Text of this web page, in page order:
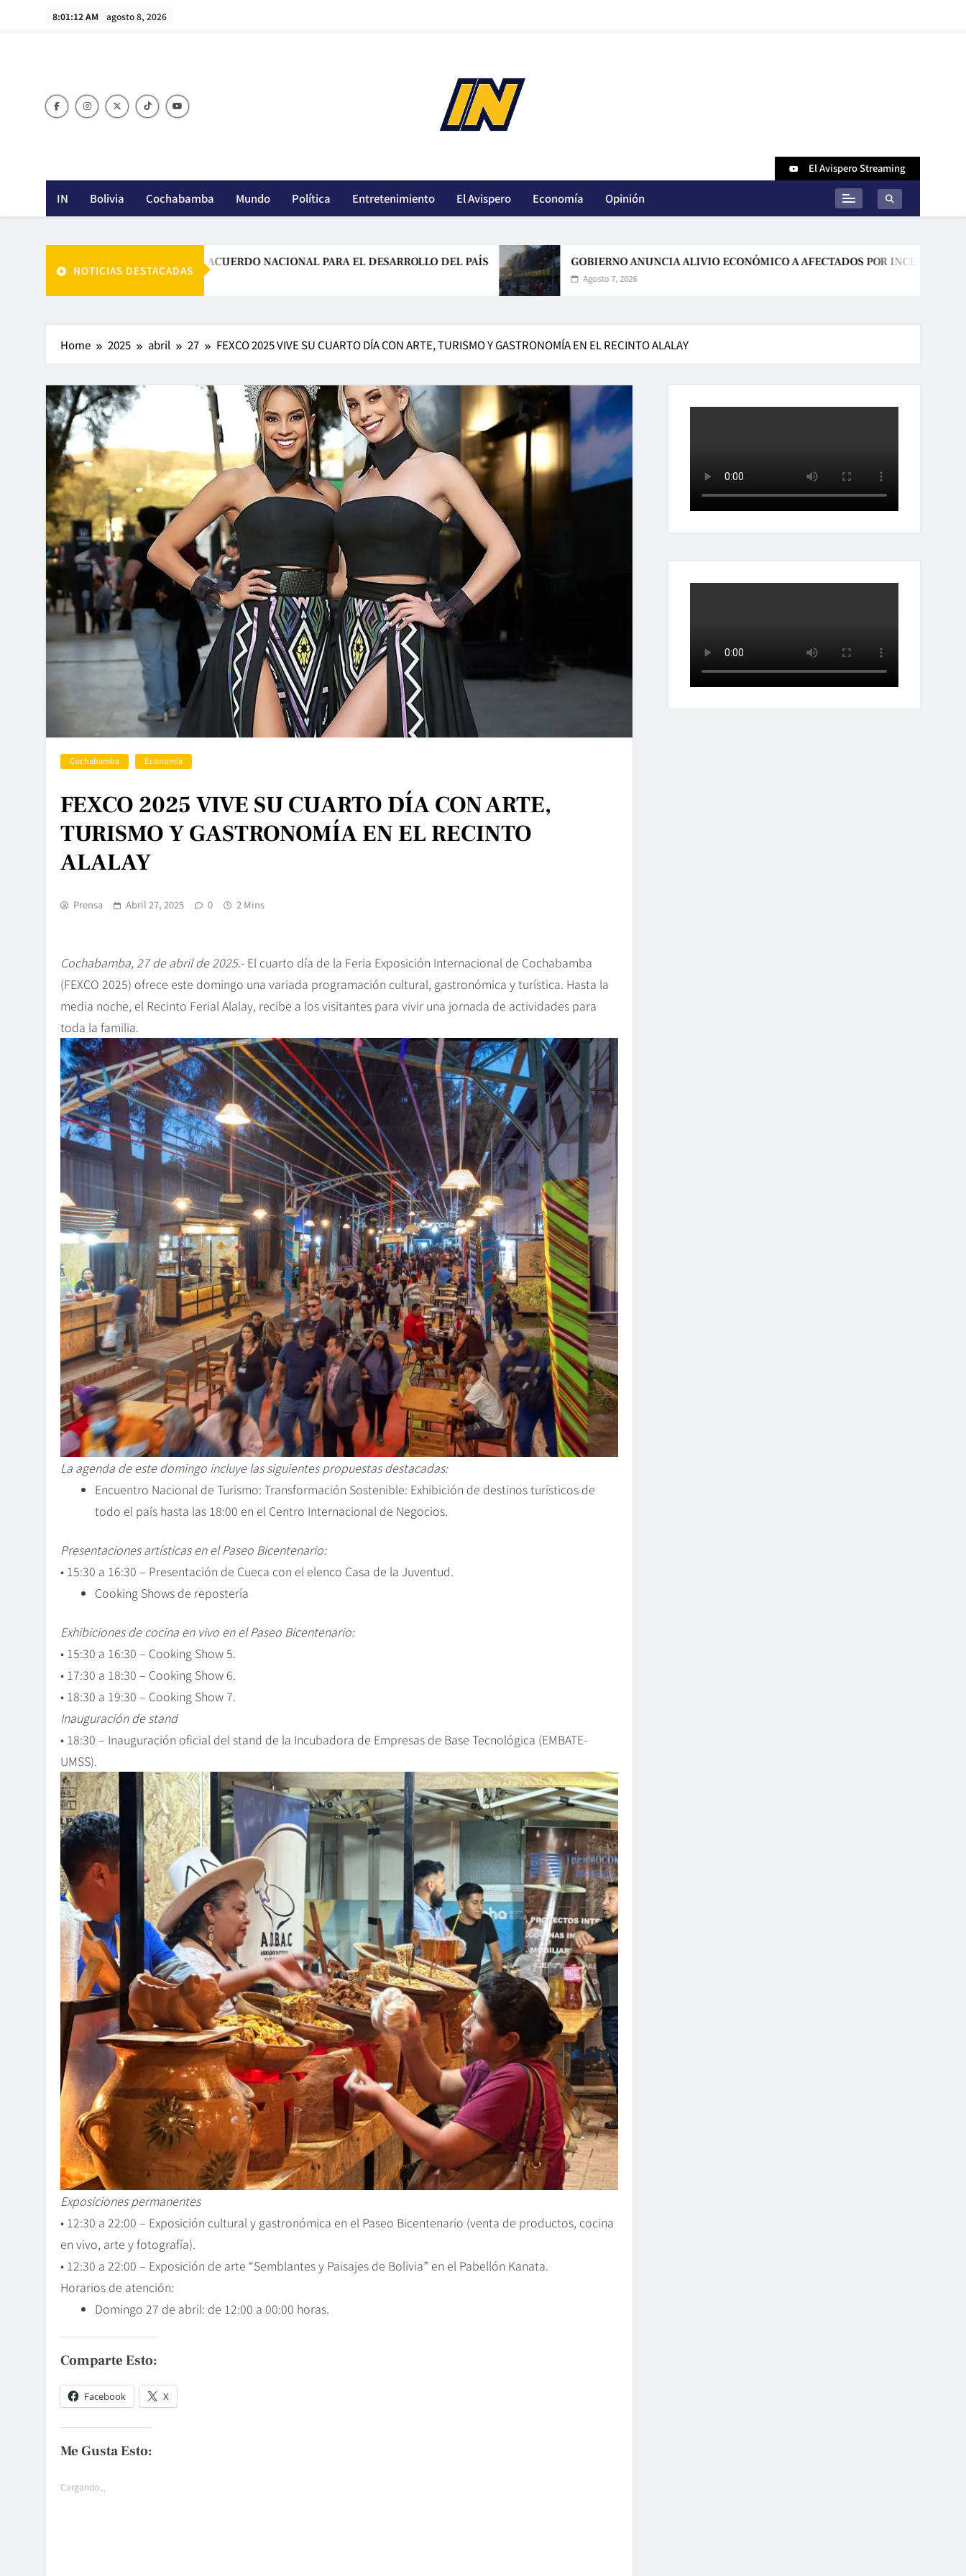
8:01:14 AM agosto 8, 2026
innoticiasbo.com
IN Bolivia Cochabamba Mundo Política Entretenimiento El Avispero Economía Opinión
El Avispero Streaming
NOTICIAS DESTACADAS
PAZ LLAMA A UN GRAN ACUERDO NACIONAL PARA EL DESARROLLO DEL PAÍS
Agosto 7, 2026
GOBIERNO ANUNCIA ALIVIO ECONÓMICO A AFECTADOS POR INCENDIO
Agosto 7, 2026
Home 2025 abril 27 FEXCO 2025 VIVE SU CUARTO DÍA CON ARTE, TURISMO Y GASTRONOMÍA EN EL RECINTO ALALAY
Cochabamba Economía
FEXCO 2025 VIVE SU CUARTO DÍA CON ARTE,
TURISMO Y GASTRONOMÍA EN EL RECINTO
ALALAY
Prensa Abril 27, 2025 0 2 Mins
Cochabamba, 27 de abril de 2025.- El cuarto día de la Feria Exposición Internacional de Cochabamba
(FEXCO 2025) ofrece este domingo una variada programación cultural, gastronómica y turística. Hasta la
media noche, el Recinto Ferial Alalay, recibe a los visitantes para vivir una jornada de actividades para
toda la familia.
La agenda de este domingo incluye las siguientes propuestas destacadas:
Encuentro Nacional de Turismo: Transformación Sostenible: Exhibición de destinos turísticos de
todo el país hasta las 18:00 en el Centro Internacional de Negocios.
Presentaciones artísticas en el Paseo Bicentenario:
• 15:30 a 16:30 – Presentación de Cueca con el elenco Casa de la Juventud.
Cooking Shows de repostería
Exhibiciones de cocina en vivo en el Paseo Bicentenario:
• 15:30 a 16:30 – Cooking Show 5.
• 17:30 a 18:30 – Cooking Show 6.
• 18:30 a 19:30 – Cooking Show 7.
Inauguración de stand
• 18:30 – Inauguración oficial del stand de la Incubadora de Empresas de Base Tecnológica (EMBATE-
UMSS).
Exposiciones permanentes
• 12:30 a 22:00 – Exposición cultural y gastronómica en el Paseo Bicentenario (venta de productos, cocina
en vivo, arte y fotografía).
• 12:30 a 22:00 – Exposición de arte “Semblantes y Paisajes de Bolivia” en el Pabellón Kanata.
Horarios de atención:
Domingo 27 de abril: de 12:00 a 00:00 horas.
Comparte Esto:
Facebook X
Me Gusta Esto:
Cargando...